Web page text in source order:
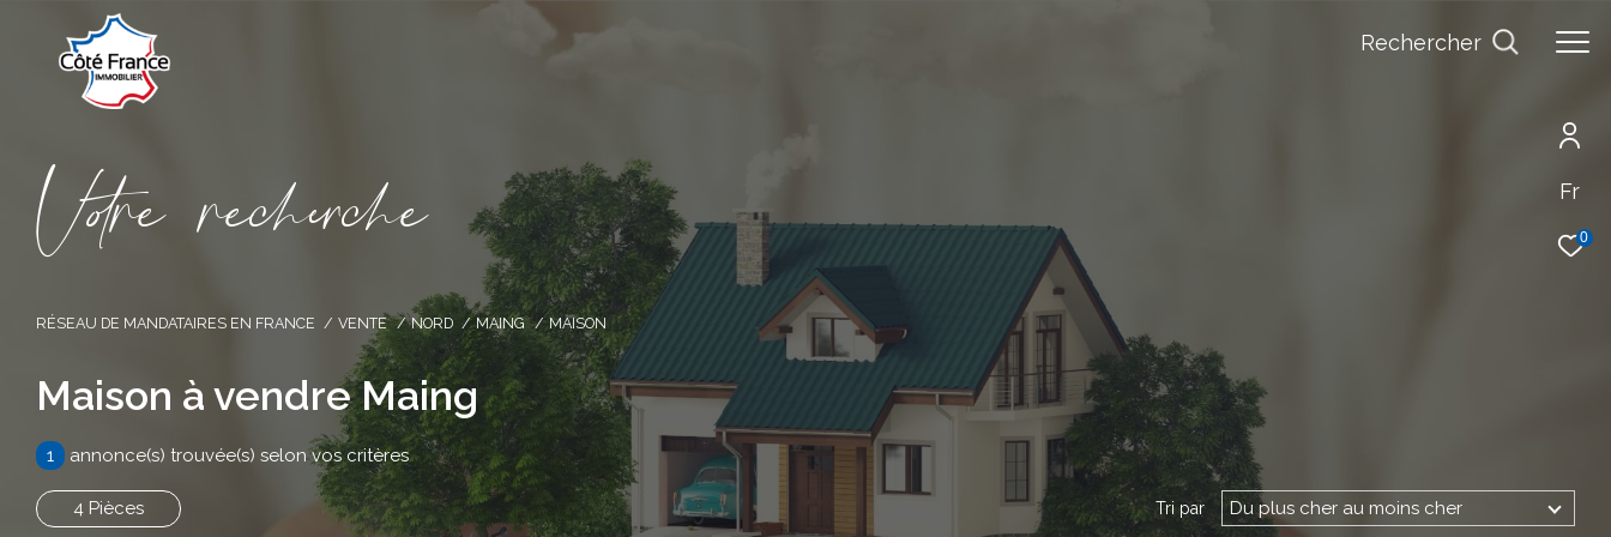
Fr
0
Rechercher
Vore recece
RÉSEAU DE MANDATAIRES EN FRANCE VENTE NORD MAING MAISON
Maison à vendre Maing
1 annonce(s) trouvée(s) selon vos critères
4 Pièces Tri par Du plus cher au moins cher